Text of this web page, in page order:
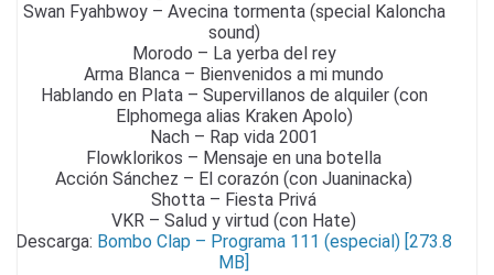
Swan Fyahbwoy – Avecina tormenta (special Kaloncha
sound)
Morodo – La yerba del rey
Arma Blanca – Bienvenidos a mi mundo
Hablando en Plata – Supervillanos de alquiler (con
Elphomega alias Kraken Apolo)
Nach – Rap vida 2001
Flowklorikos – Mensaje en una botella
Acción Sánchez – El corazón (con Juaninacka)
Shotta – Fiesta Privá
VKR – Salud y virtud (con Hate)
Descarga: Bombo Clap – Programa 111 (especial) [273.8
MB]